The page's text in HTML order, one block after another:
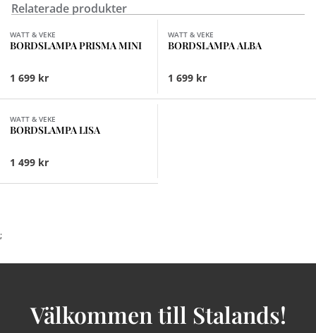
Relaterade produkter
Finns i fler val (2)
WATT & VEKE
BORDSLAMPA PRISMA MINI
1 699 kr
WATT & VEKE
BORDSLAMPA ALBA
1 699 kr
WATT & VEKE
BORDSLAMPA LISA
1 499 kr
;
Välkommen till Stalands!